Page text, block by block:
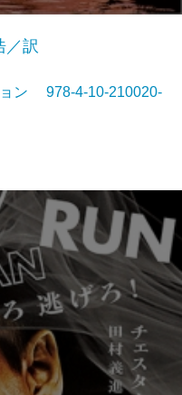
／訳
ョン 978-4-10-210020-